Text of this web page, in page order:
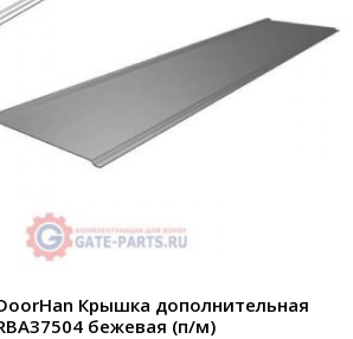
Крышка дополнительная
бежевая (п/м)